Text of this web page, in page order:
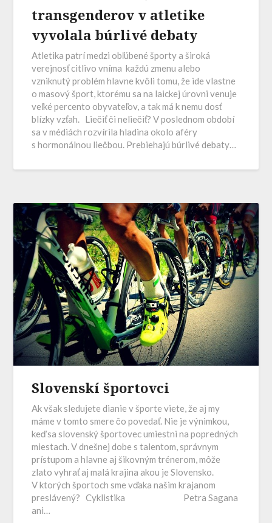
transgenderov v atletike
vyvolala búrlivé debaty
Atletika patrí medzi obľúbené športy a široká
verejnosť citlivo vníma každú zmenu alebo
vzniknutý problém hlavne kvôli tomu, že ide vlastne
o masový šport, ktorému sa na laickej úrovni venuje
veľké percento obyvateľov, a tak má k nemu dosť
blízky vzťah. Liečiť či neliečiť? V poslednom období
sa v médiách rozvírila hladina okolo aféry
s hormonálnou liečbou. Prebiehajú búrlivé debaty…
Slovenskí športovci
Ak však sledujete dianie v športe viete, že aj my
máme v tomto smere čo povedať. Nie je výnimkou,
keď sa slovenský športovec umiestni na popredných
miestach. V dnešnej dobe s talentom, správnym
prístupom a hlavne aj šikovným trénerom, môže
zlato vyhrať aj malá krajina akou je Slovensko.
V ktorých športoch sme vďaka našim krajanom
preslávený? Cyklistika Petra Sagana
ani…